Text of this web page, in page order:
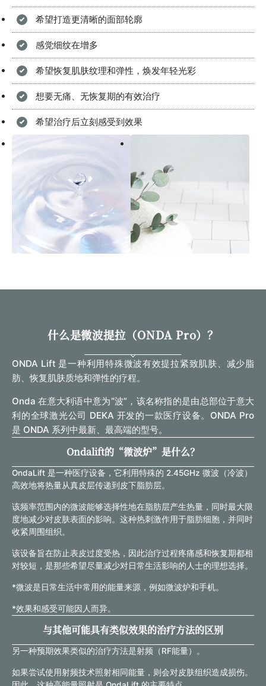
希望打造更清晰的面部轮廓
感觉细纹在增多
希望恢复肌肤纹理和弹性，焕发年轻光彩
想要无痛、无恢复期的有效治疗
希望治疗后立刻感受到效果
什么是微波提拉（ONDA Pro）？
ONDA Lift 是一种利用特殊微波有效提拉紧致肌肤、减少脂
肪、恢复肌肤质地和弹性的疗程。
Onda 在意大利语中意为“波”，该名称指的是由总部位于意大
利的全球激光公司 DEKA 开发的一款医疗设备。ONDA Pro
是 ONDA 系列中最新、最高端的型号。
Ondalift的“微波炉”是什么？
OndaLift 是一种医疗设备，它利用特殊的 2.45GHz 微波（冷波）
高效地将热量从真皮层传递到皮下脂肪层。
该频率范围内的微波能够选择性地在脂肪层产生热量，同时最大限
度地减少对皮肤表面的影响。这种热刺激作用于脂肪细胞，并同时
收紧周围组织。
该设备旨在防止表皮过度受热，因此治疗过程疼痛感和恢复期都相
对较短，是那些希望尽量减少对日常生活影响的人士的理想选择。
*微波是日常生活中常用的能量来源，例如微波炉和手机。
*效果和感受可能因人而异。
与其他可能具有类似效果的治疗方法的区别
另一种预期效果类似的治疗方法是射频（RF能量）。
如果尝试使用射频技术照射相同能量，则会对皮肤组织造成损伤。